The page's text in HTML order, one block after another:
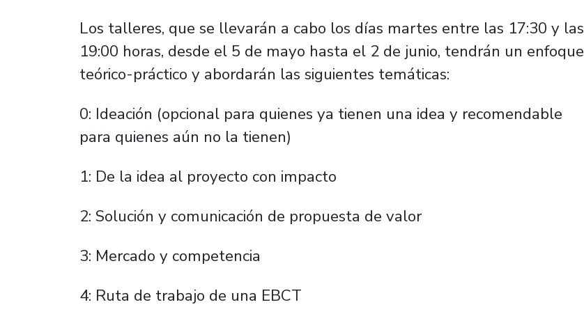
Los talleres, que se llevarán a cabo los días martes entre las 17:30 y las
19:00 horas, desde el 5 de mayo hasta el 2 de junio, tendrán un enfoque
teórico-práctico y abordarán las siguientes temáticas:
0: Ideación (opcional para quienes ya tienen una idea y recomendable
para quienes aún no la tienen)
1: De la idea al proyecto con impacto
2: Solución y comunicación de propuesta de valor
3: Mercado y competencia
4: Ruta de trabajo de una EBCT